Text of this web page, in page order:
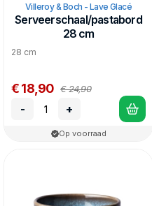
Villeroy & Boch - Lave Glacé
Serveerschaal/pastabord
28 cm
28 cm
€ 18,90 € 24,90
- +
Op voorraad